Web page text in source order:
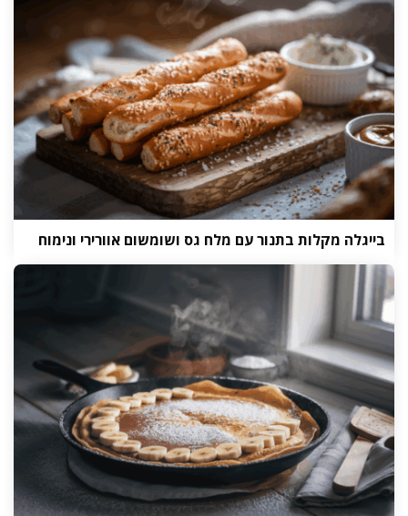
בייגלה מקלות בתנור עם מלח גס ושומשום אוורירי ונימוח